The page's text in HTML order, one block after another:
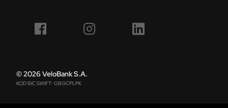
© 2026 VeloBank S.A.
KOD BIC SWIFT: GBGCPLPK